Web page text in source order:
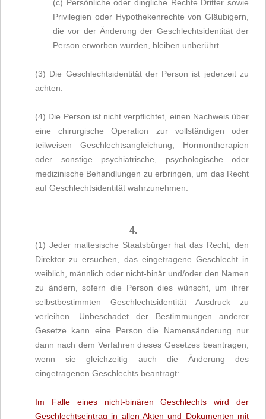
(c) Persönliche oder dingliche Rechte Dritter sowie
Privilegien oder Hypothekenrechte von Gläubigern,
die vor der Änderung der Geschlechtsidentität der
Person erworben wurden, bleiben unberührt.
(3) Die Geschlechtsidentität der Person ist jederzeit zu
achten.
(4) Die Person ist nicht verpflichtet, einen Nachweis über
eine chirurgische Operation zur vollständigen oder
teilweisen Geschlechtsangleichung, Hormontherapien
oder sonstige psychiatrische, psychologische oder
medizinische Behandlungen zu erbringen, um das Recht
auf Geschlechtsidentität wahrzunehmen.
4.
(1) Jeder maltesische Staatsbürger hat das Recht, den
Direktor zu ersuchen, das eingetragene Geschlecht in
weiblich, männlich oder nicht-binär und/oder den Namen
zu ändern, sofern die Person dies wünscht, um ihrer
selbstbestimmten Geschlechtsidentität Ausdruck zu
verleihen. Unbeschadet der Bestimmungen anderer
Gesetze kann eine Person die Namensänderung nur
dann nach dem Verfahren dieses Gesetzes beantragen,
wenn sie gleichzeitig auch die Änderung des
eingetragenen Geschlechts beantragt:
Im Falle eines nicht-binären Geschlechts wird der
Geschlechtseintrag in allen Akten und Dokumenten mit